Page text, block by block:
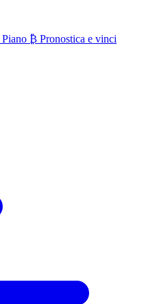
Piano ₿ Pronostica e vinci